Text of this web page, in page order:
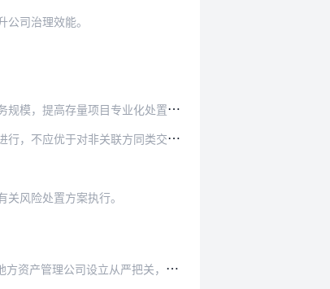
司治理效能。
业化处置能力，防止出现债务违约。
交易条件，防止风险传染和利益输送。
风险处置方案执行。
对公司设立的可行性与必要性进行全…